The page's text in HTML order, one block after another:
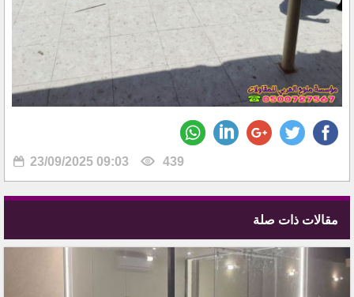
23/09/2025 09:03 439
مقالات ذات صلة